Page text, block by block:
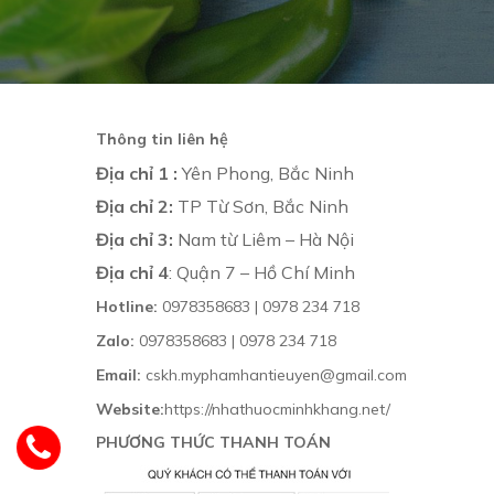
Thông tin liên hệ
Địa chỉ 1 :Yên Phong, Bắc Ninh
Địa chỉ 2: TP Từ Sơn, Bắc Ninh
Địa chỉ 3: Nam từ Liêm – Hà Nội
Địa chỉ 4: Quận 7 – Hồ Chí Minh
Hotline: 0978358683 | 0978 234 718
Zalo: 0978358683 | 0978 234 718
Email: cskh.myphamhantieuyen@gmail.com
Website:https://nhathuocminhkhang.net/
PHƯƠNG THỨC THANH TOÁN